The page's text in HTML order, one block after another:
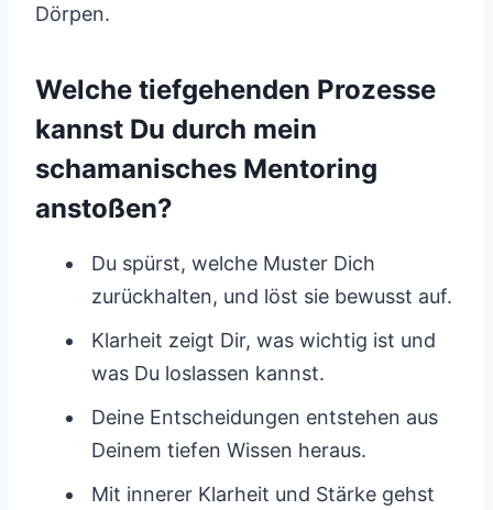
Dörpen.
Welche tiefgehenden Prozesse
kannst Du durch mein
schamanisches Mentoring
anstoßen?
Du spürst, welche Muster Dich
zurückhalten, und löst sie bewusst auf.
Klarheit zeigt Dir, was wichtig ist und
was Du loslassen kannst.
Deine Entscheidungen entstehen aus
Deinem tiefen Wissen heraus.
Mit innerer Klarheit und Stärke gehst